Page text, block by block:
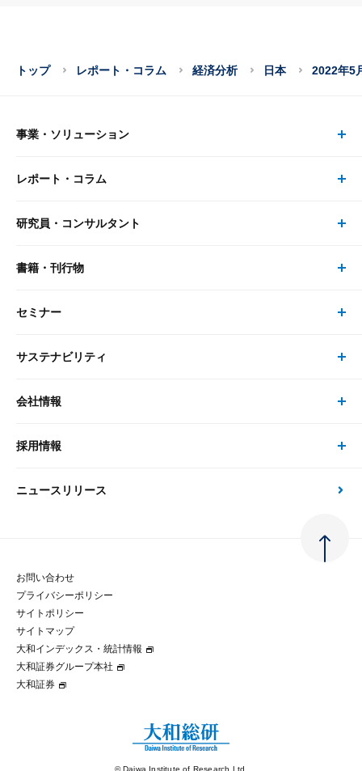
トップ レポート・コラム 経済分析 日本 2022年5
事業・ソリューション
事業・ソリューション トップ
リサーチ
大和総研の強み
先端テクノロジーに基づく新たな価値の創出
レポート・コラム
レポート・コラム トップ
最新のレポート・コラム
政策分析
金融経済教育等
コラム
大和インデックス・統計情報
研究員・コンサルタント
研究員・コンサルタント トップ
研究員
書籍・刊行物
書籍・刊行物 トップ
書籍
セミナー
セミナー トップ
現在受付中のセミナー・イベント
サステナビリティ
サステナビリティの取り組み
次世代社会への貢献
マルチステークホルダー方針
パートナーシップ構築宣言
会社情報
会社情報 トップ
会社概要・役員一覧
大和総研の歩み
グループ会社
採用情報
採用情報 トップ
経験者採用
ニュースリリース
お問い合わせ
プライバシーポリシー
サイトポリシー
サイトマップ
大和インデックス・統計情報
大和証券グループ本社
大和証券
© Daiwa Institute of Research Ltd.